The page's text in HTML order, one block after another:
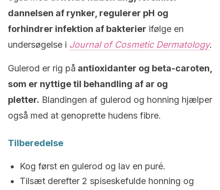
dannelsen af rynker, regulerer pH og
forhindrer infektion af bakterier ifølge en
undersøgelse i Journal of Cosmetic Dermatology.
Gulerod er rig på antioxidanter og beta-caroten,
som er nyttige til behandling af ar og
pletter. Blandingen af gulerod og honning hjælper
også med at genoprette hudens fibre.
Tilberedelse
Kog først en gulerod og lav en puré.
Tilsæt derefter 2 spiseskefulde honning og